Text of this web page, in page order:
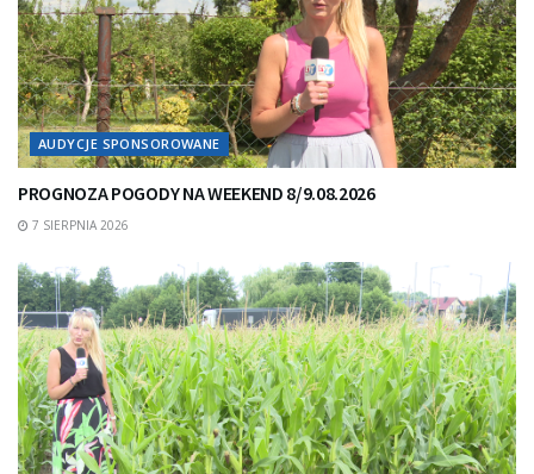
AUDYCJE SPONSOROWANE
PROGNOZA POGODY NA WEEKEND 8/9.08.2026
7 SIERPNIA 2026